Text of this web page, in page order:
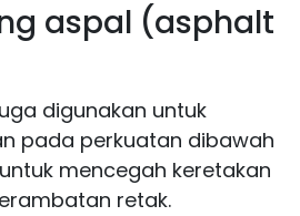
aspal (asphalt
digunakan untuk
pada perkuatan dibawah
mencegah keretakan
retak.